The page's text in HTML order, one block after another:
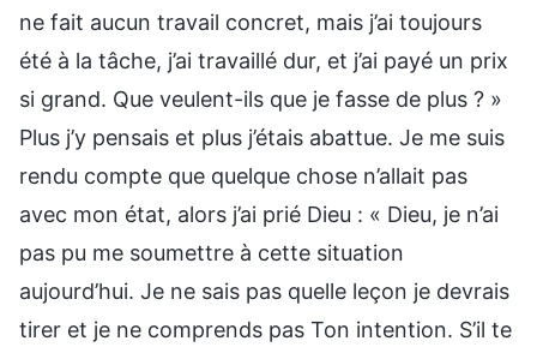
ne fait aucun travail concret, mais j’ai toujours
été à la tâche, j’ai travaillé dur, et j’ai payé un prix
si grand. Que veulent-ils que je fasse de plus ? »
Plus j’y pensais et plus j’étais abattue. Je me suis
rendu compte que quelque chose n’allait pas
avec mon état, alors j’ai prié Dieu : « Dieu, je n’ai
pas pu me soumettre à cette situation
aujourd’hui. Je ne sais pas quelle leçon je devrais
tirer et je ne comprends pas Ton intention. S’il te